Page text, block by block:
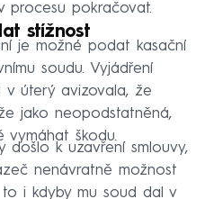
procesu pokračovat.
stížnost
je možné podat kasační
soudu. Vyjádření
v úterý avizovala, že
jako neopodstatněná,
vymáhat škodu.
došlo k uzavření smlouvy,
nenávratně možnost
to i kdyby mu soud dal v